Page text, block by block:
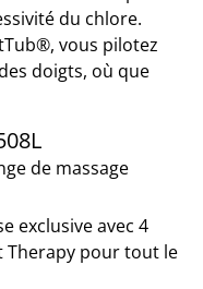
du chlore.
vous pilotez
doigts, où que
de massage
exclusive avec 4
Therapy pour tout le